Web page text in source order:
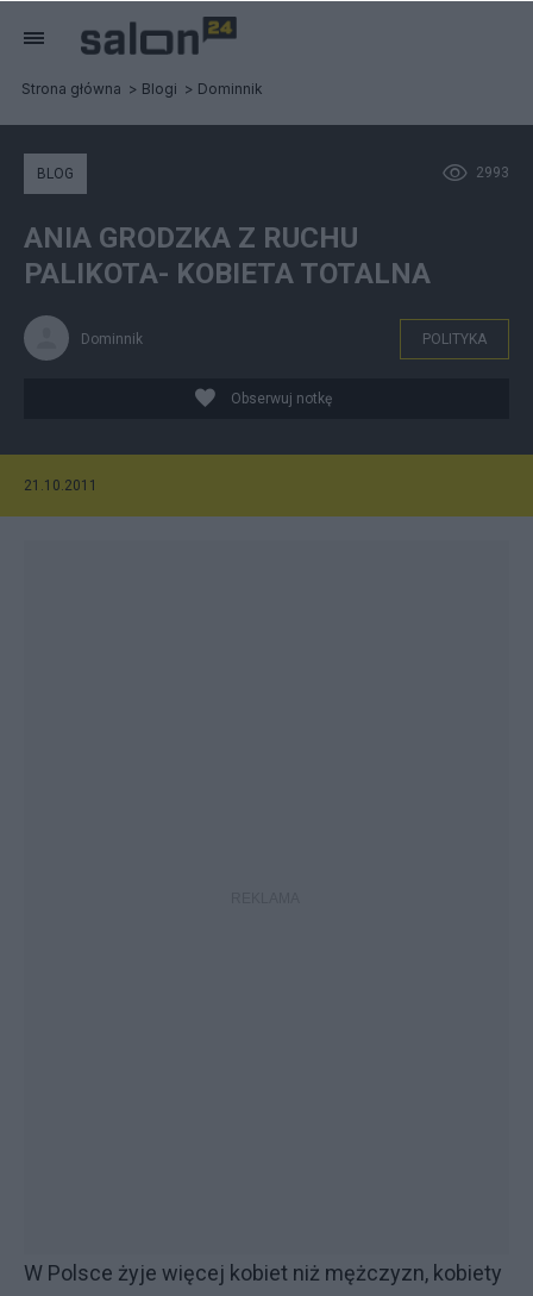
Strona główna Blogi Dominnik
2993
BLOG
ANIA GRODZKA Z RUCHU
PALIKOTA- KOBIETA TOTALNA
Dominnik POLITYKA
Obserwuj notkę
21.10.2011
W Polsce żyje więcej kobiet niż mężczyzn, kobiety